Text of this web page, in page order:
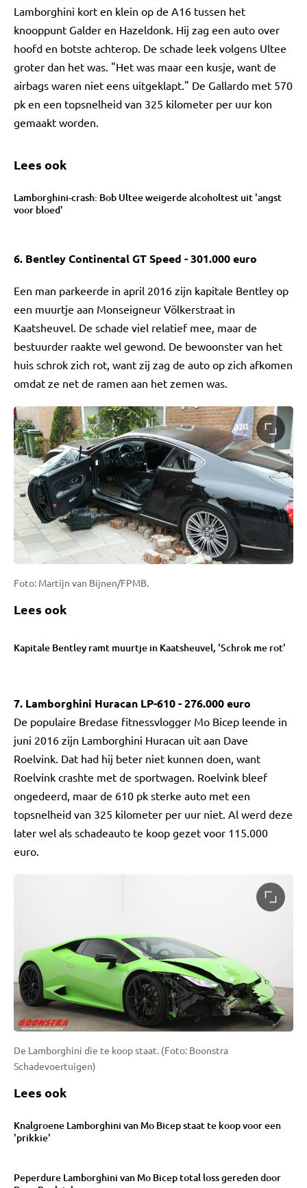
Lamborghini kort en klein op de A16 tussen het
knooppunt Galder en Hazeldonk. Hij zag een auto over
hoofd en botste achterop. De schade leek volgens Ultee
groter dan het was. "Het was maar een kusje, want de
airbags waren niet eens uitgeklapt." De Gallardo met 570
pk en een topsnelheid van 325 kilometer per uur kon
gemaakt worden.
Lees ook
Lamborghini-crash: Bob Ultee weigerde alcoholtest uit 'angst
voor bloed'
6. Bentley Continental GT Speed - 301.000 euro
Een man parkeerde in april 2016 zijn kapitale Bentley op
een muurtje aan Monseigneur Völkerstraat in
Kaatsheuvel. De schade viel relatief mee, maar de
bestuurder raakte wel gewond. De bewoonster van het
huis schrok zich rot, want zij zag de auto op zich afkomen
omdat ze net de ramen aan het zemen was.
Foto: Martijn van Bijnen/FPMB.
Lees ook
Kapitale Bentley ramt muurtje in Kaatsheuvel, 'Schrok me rot'
7. Lamborghini Huracan LP-610 - 276.000 euro
De populaire Bredase fitnessvlogger Mo Bicep leende in
juni 2016 zijn Lamborghini Huracan uit aan Dave
Roelvink. Dat had hij beter niet kunnen doen, want
Roelvink crashte met de sportwagen. Roelvink bleef
ongedeerd, maar de 610 pk sterke auto met een
topsnelheid van 325 kilometer per uur niet. Al werd deze
later wel als schadeauto te koop gezet voor 115.000
euro.
De Lamborghini die te koop staat. (Foto: Boonstra
Schadevoertuigen)
Lees ook
Knalgroene Lamborghini van Mo Bicep staat te koop voor een
'prikkie'
Peperdure Lamborghini van Mo Bicep total loss gereden door